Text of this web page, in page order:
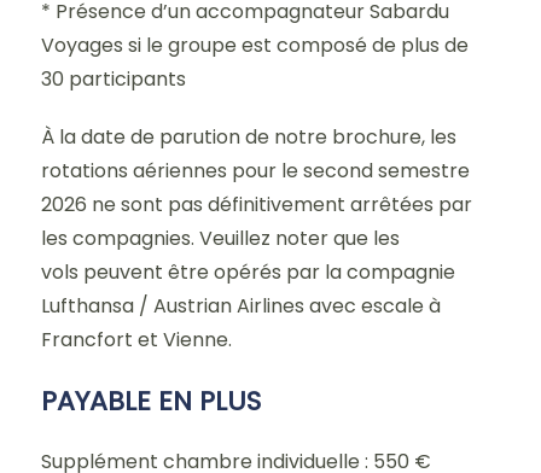
* Présence d’un accompagnateur Sabardu
Voyages si le groupe est composé de plus de
30 participants
À la date de parution de notre brochure, les
rotations aériennes pour le second semestre
2026 ne sont pas définitivement arrêtées par
les compagnies. Veuillez noter que les
vols peuvent être opérés par la compagnie
Lufthansa / Austrian Airlines avec escale à
Francfort et Vienne.
PAYABLE EN PLUS
Supplément chambre individuelle : 550 €